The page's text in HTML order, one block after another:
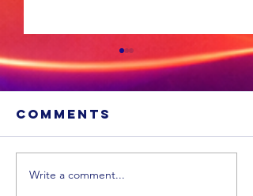
Sneeu word
Comments
Write a comment...